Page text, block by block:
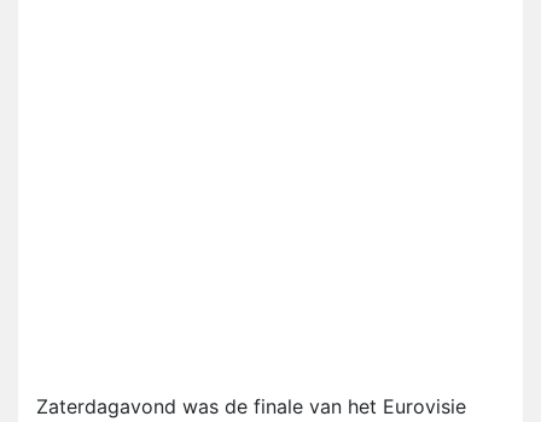
Zaterdagavond was de finale van het Eurovisie